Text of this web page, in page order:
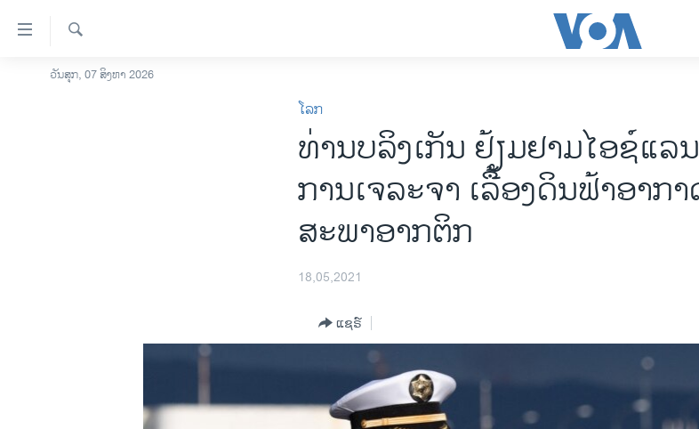
ລິ້ງ
ສຳຫລັບ
ໂຮມເພຈ
ວິທະຍາສາດ-ເທັກໂນໂລຈີ
ຄົ້ນຫາ
ວັນສຸກ, 07 ສິງຫາ 2026
ໂລກ
ທ່ານບລິງເກັນ ຢ້ຽມຢາມໄອຊ໌ແລ
ການເຈລະຈາ ເລື້ອງດິນຟ້າອາກ
ສະພາອາກຕິກ
18,05,2021
ແຊຣ໌